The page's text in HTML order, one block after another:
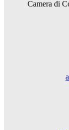
Camera di